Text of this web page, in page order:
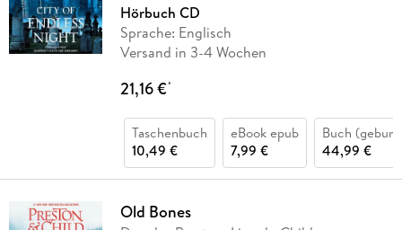
Hörbuch CD
Sprache: Englisch
Versand in 3-4 Wochen
21,16 €*
Taschenbuch
10,49 €
eBook epub
7,99 €
Buch
44,99 €
Old Bones